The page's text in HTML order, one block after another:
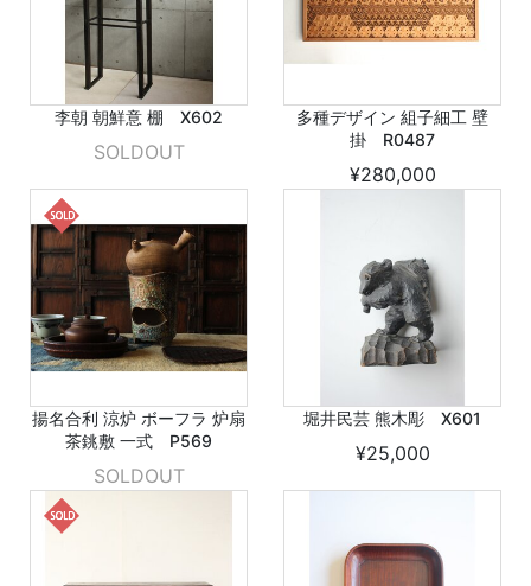
李朝 朝鮮意 棚 X602
SOLDOUT
多種デザイン 組子細工 壁
掛 R0487
¥280,000
揚名合利 涼炉 ボーフラ 炉扇
茶銚敷 一式 P569
SOLDOUT
堀井民芸 熊木彫 X601
¥25,000